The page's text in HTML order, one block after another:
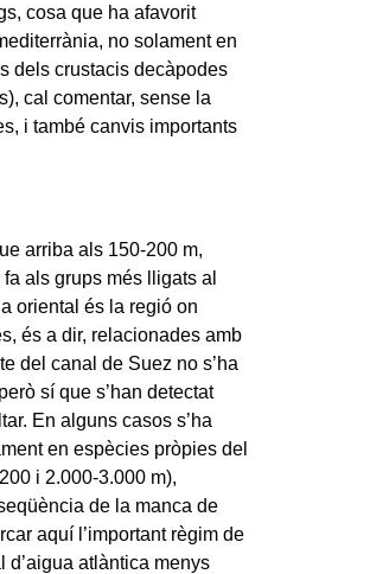
cosa que ha afavorit
no solament en
dels crustacis decàpodes
cal comentar, sense la
i també canvis importants
arriba als 150-200 m,
als grups més lligats al
oriental és la regió on
és a dir, relacionades amb
del canal de Suez no s’ha
sí que s’han detectat
En alguns casos s’ha
en espècies pròpies del
i 2.000-3.000 m),
de la manca de
aquí l’important règim de
d’aigua atlàntica menys